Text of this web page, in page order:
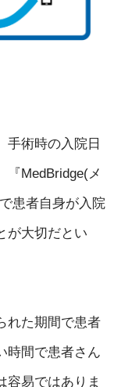
手術時の入院日
『MedBridge(メ
患者自身が入院
が大切だとい
れた期間で患者
時間で患者さん
容易ではありま